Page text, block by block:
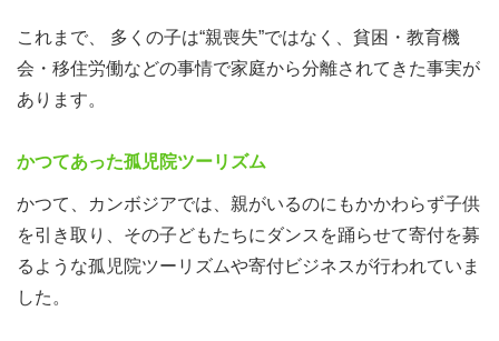
これまで、 多くの子は“親喪失”ではなく、貧困・教育機
会・移住労働などの事情で家庭から分離されてきた事実が
あります。
かつてあった孤児院ツーリズム
かつて、カンボジアでは、親がいるのにもかかわらず子供
を引き取り、その子どもたちにダンスを踊らせて寄付を募
るような孤児院ツーリズムや寄付ビジネスが行われていま
した。